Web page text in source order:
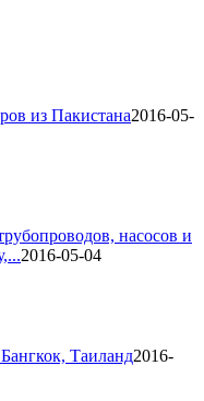
из Пакистана2016-05-
насосов и
2016-05-04
Таиланд2016-